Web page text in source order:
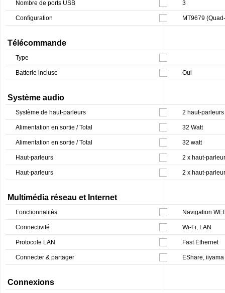
Nombre de ports USB 3
Configuration MT9679
Télécommande
Type
Batterie incluse Oui
Système audio
Système de haut-parleurs 2 haut-parleurs
Alimentation en sortie / Total 32 Watt
Alimentation en sortie / Total 32 watt
Haut-parleurs 2 x haut-
Haut-parleurs 2 x haut-
Multimédia réseau et Internet
Fonctionnalités Navigation
Connectivité Wi-Fi, LAN
Protocole LAN Fast Ethernet
Connecter & partager EShare,
Connexions